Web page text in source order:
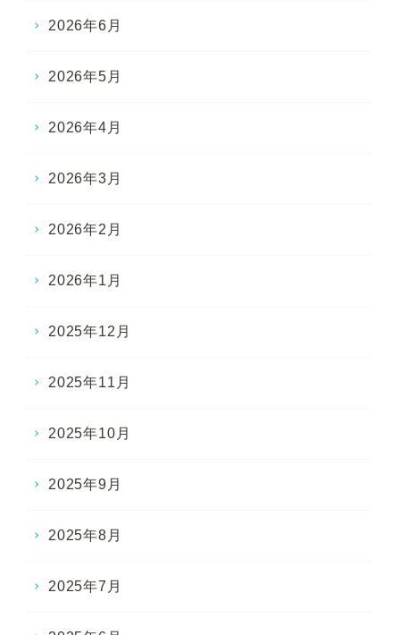
2026年6月
2026年5月
2026年4月
2026年3月
2026年2月
2026年1月
2025年12月
2025年11月
2025年10月
2025年9月
2025年8月
2025年7月